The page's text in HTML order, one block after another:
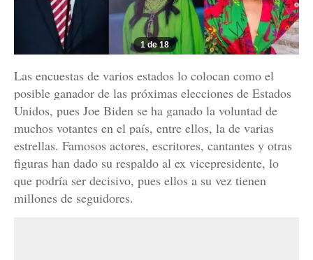
1 de 18
Las encuestas de varios estados lo colocan como el
posible ganador de las próximas elecciones de Estados
Unidos, pues Joe Biden se ha ganado la voluntad de
muchos votantes en el país, entre ellos, la de varias
estrellas. Famosos actores, escritores, cantantes y otras
figuras han dado su respaldo al ex vicepresidente, lo
que podría ser decisivo, pues ellos a su vez tienen
millones de seguidores.